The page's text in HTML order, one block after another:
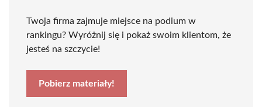
Twoja firma zajmuje miejsce na podium w
rankingu? Wyróżnij się i pokaż swoim klientom, że
jesteś na szczycie!
Pobierz materiały!